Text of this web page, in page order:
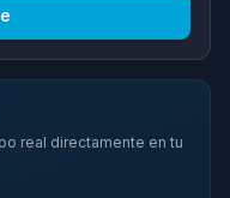
real directamente en tu